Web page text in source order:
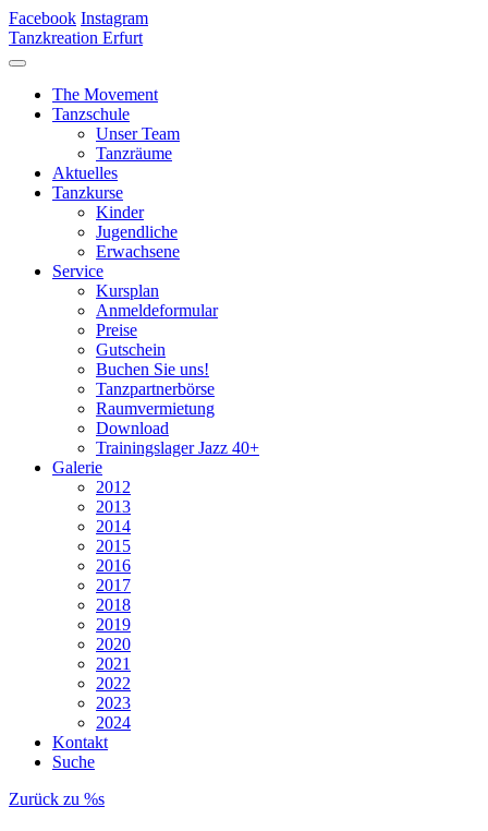
Facebook Instagram
Tanzkreation Erfurt
The Movement
Tanzschule
Unser Team
Tanzräume
Aktuelles
Tanzkurse
Kinder
Jugendliche
Erwachsene
Service
Kursplan
Anmeldeformular
Preise
Gutschein
Buchen Sie uns!
Tanzpartnerbörse
Raumvermietung
Download
Trainingslager Jazz 40+
Galerie
2012
2013
2014
2015
2016
2017
2018
2019
2020
2021
2022
2023
2024
Kontakt
Suche
Zurück zu %s